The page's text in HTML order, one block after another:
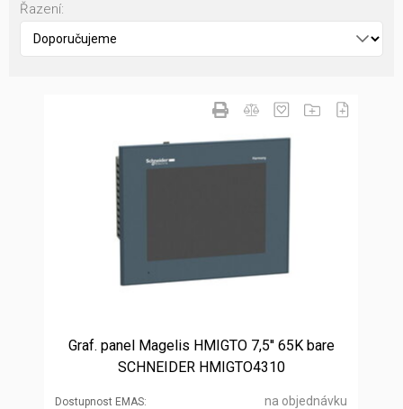
Řazení:
Graf. panel Magelis HMIGTO 7,5'' 65K bare
SCHNEIDER HMIGTO4310
Dostupnost EMAS na objednávku